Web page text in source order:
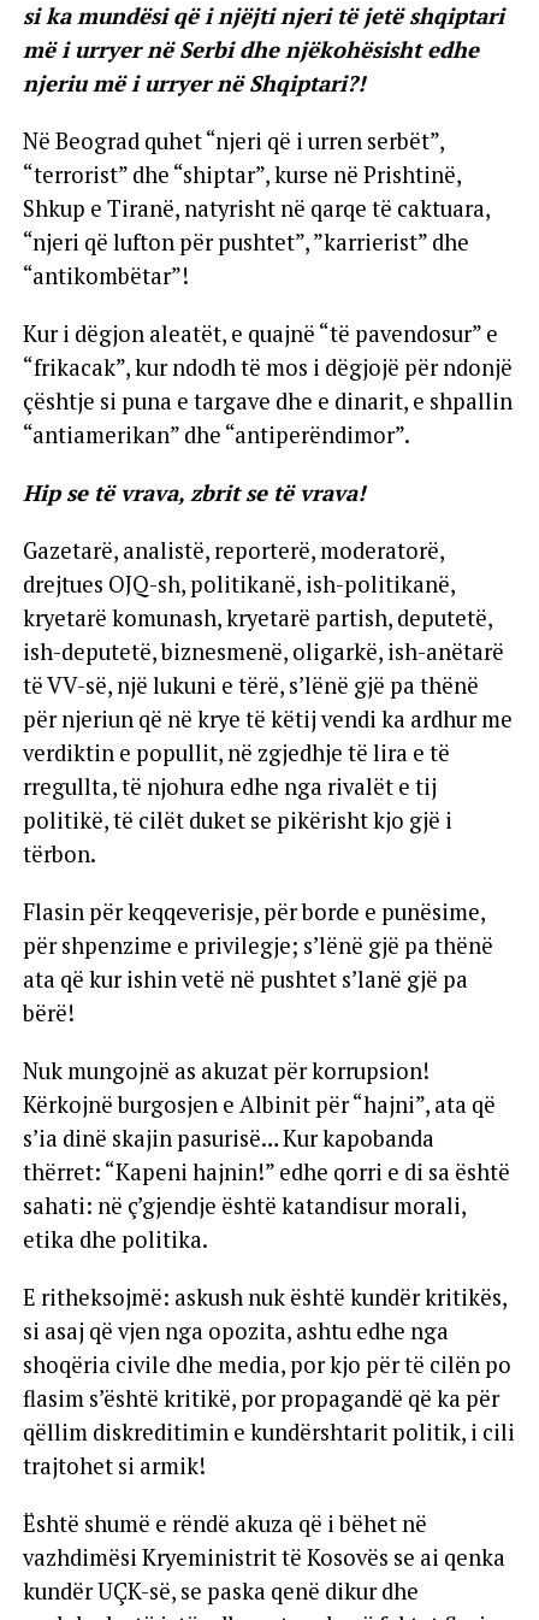
si ka mundësi që i njëjti njeri të jetë shqiptari
më i urryer në Serbi dhe njëkohësisht edhe
njeriu më i urryer në Shqiptari?!
Në Beograd quhet “njeri që i urren serbët”,
“terrorist” dhe “shiptar”, kurse në Prishtinë,
Shkup e Tiranë, natyrisht në qarqe të caktuara,
“njeri që lufton për pushtet”, ”karrierist” dhe
“antikombëtar”!
Kur i dëgjon aleatët, e quajnë “të pavendosur” e
“frikacak”, kur ndodh të mos i dëgjojë për ndonjë
çështje si puna e targave dhe e dinarit, e shpallin
“antiamerikan” dhe “antiperëndimor”.
Hip se të vrava, zbrit se të vrava!
Gazetarë, analistë, reporterë, moderatorë,
drejtues OJQ-sh, politikanë, ish-politikanë,
kryetarë komunash, kryetarë partish, deputetë,
ish-deputetë, biznesmenë, oligarkë, ish-anëtarë
të VV-së, një lukuni e tërë, s’lënë gjë pa thënë
për njeriun që në krye të këtij vendi ka ardhur me
verdiktin e popullit, në zgjedhje të lira e të
rregullta, të njohura edhe nga rivalët e tij
politikë, të cilët duket se pikërisht kjo gjë i
tërbon.
Flasin për keqqeverisje, për borde e punësime,
për shpenzime e privilegje; s’lënë gjë pa thënë
ata që kur ishin vetë në pushtet s’lanë gjë pa
bërë!
Nuk mungojnë as akuzat për korrupsion!
Kërkojnë burgosjen e Albinit për “hajni”, ata që
s’ia dinë skajin pasurisë… Kur kapobanda
thërret: “Kapeni hajnin!” edhe qorri e di sa është
sahati: në ç’gjendje është katandisur morali,
etika dhe politika.
E ritheksojmë: askush nuk është kundër kritikës,
si asaj që vjen nga opozita, ashtu edhe nga
shoqëria civile dhe media, por kjo për të cilën po
flasim s’është kritikë, por propagandë që ka për
qëllim diskreditimin e kundërshtarit politik, i cili
trajtohet si armik!
Është shumë e rëndë akuza që i bëhet në
vazhdimësi Kryeministrit të Kosovës se ai qenka
kundër UÇK-së, se paska qenë dikur dhe